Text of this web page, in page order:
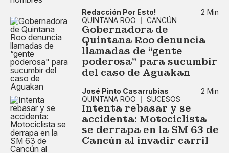
Redacción Por Esto!
2 Min
QUINTANA ROO
CANCÚN
Gobernadora de
Quintana Roo denuncia
llamadas de “gente
poderosa" para sucumbir
del caso de Aguakan
José Pinto Casarrubias
2 Min
QUINTANA ROO
SUCESOS
Intenta rebasar y se
accidenta: Motociclista
se derrapa en la SM 63 de
Cancún al invadir carril